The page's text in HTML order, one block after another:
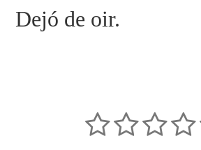
Dejó de oir.